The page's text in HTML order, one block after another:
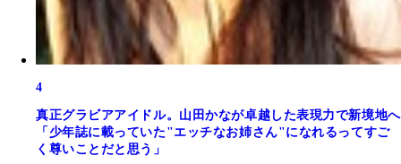
4
真正グラビアアイドル。山田かなが卓越した表現力で新境地へ
「少年誌に載っていた"エッチなお姉さん"になれるってすご
く尊いことだと思う」